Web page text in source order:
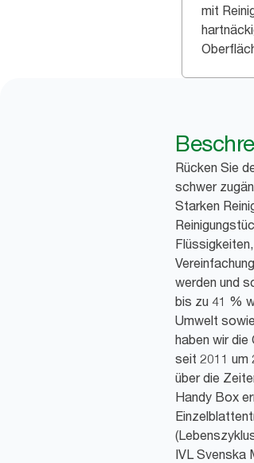
mit
Rücken Sie
schwer
Starken
werden und
bis zu 41 %
Umwelt
haben wir
seit 2011 um
über die
Handy Box
IVL Svenska